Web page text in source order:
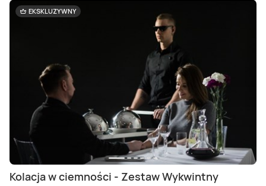
Masaż Antycellulitowy
Masaż całego ciała
Masaż czekoladą
Masaż Karku
Masaż orientalny
EKSKLUZYWNY
Kolacja w ciemności - Zestaw Wykwintny